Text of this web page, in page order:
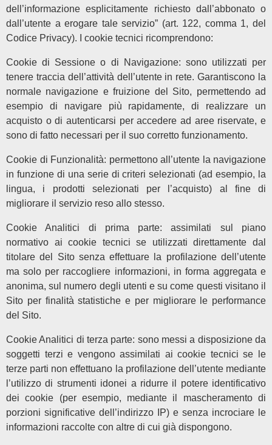
dell’informazione esplicitamente richiesto dall’abbonato o
dall’utente a erogare tale servizio” (art. 122, comma 1, del
Codice Privacy). I cookie tecnici ricomprendono:
Cookie di Sessione o di Navigazione: sono utilizzati per
tenere traccia dell’attività dell’utente in rete. Garantiscono la
normale navigazione e fruizione del Sito, permettendo ad
esempio di navigare più rapidamente, di realizzare un
acquisto o di autenticarsi per accedere ad aree riservate, e
sono di fatto necessari per il suo corretto funzionamento.
Cookie di Funzionalità: permettono all’utente la navigazione
in funzione di una serie di criteri selezionati (ad esempio, la
lingua, i prodotti selezionati per l’acquisto) al fine di
migliorare il servizio reso allo stesso.
Cookie Analitici di prima parte: assimilati sul piano
normativo ai cookie tecnici se utilizzati direttamente dal
titolare del Sito senza effettuare la profilazione dell’utente
ma solo per raccogliere informazioni, in forma aggregata e
anonima, sul numero degli utenti e su come questi visitano il
Sito per finalità statistiche e per migliorare le performance
del Sito.
Cookie Analitici di terza parte: sono messi a disposizione da
soggetti terzi e vengono assimilati ai cookie tecnici se le
terze parti non effettuano la profilazione dell’utente mediante
l’utilizzo di strumenti idonei a ridurre il potere identificativo
dei cookie (per esempio, mediante il mascheramento di
porzioni significative dell’indirizzo IP) e senza incrociare le
informazioni raccolte con altre di cui già dispongono.